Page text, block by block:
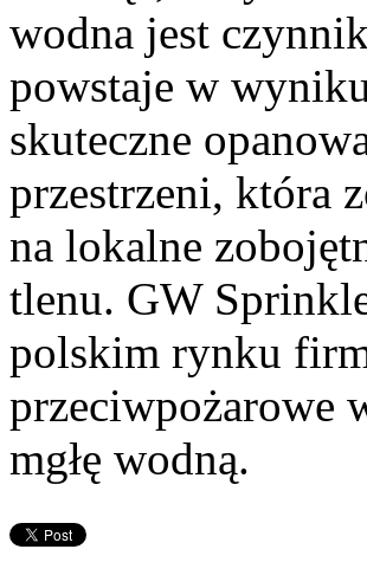
wodna jest
powstaje w
skuteczne
przestrzeni, która
na lokalne
tlenu. GW
polskim rynku
przeciwpożarowe
mgłę wodną.